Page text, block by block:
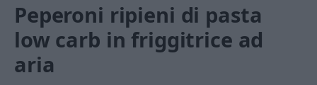
Peperoni ripieni di pasta
low carb in friggitrice ad
aria